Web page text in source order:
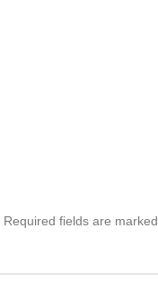
Required fields are marked